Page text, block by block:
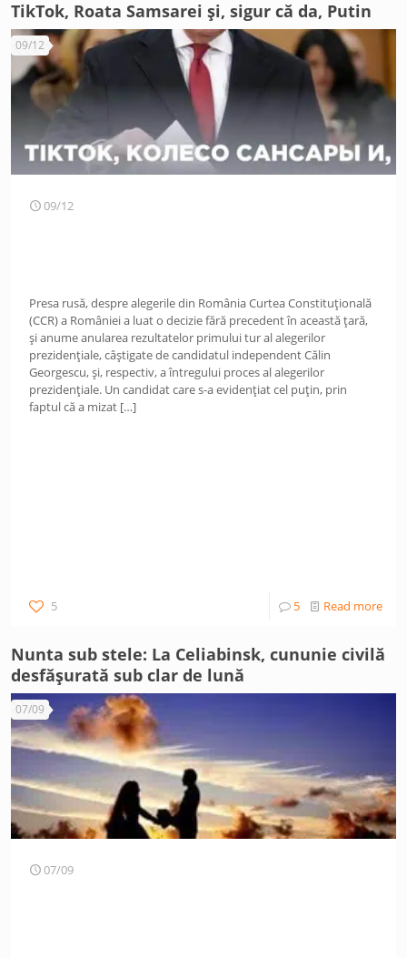
TikTok, Roata Samsarei și, sigur că da, Putin
09/12
09/12
Presa rusă, despre alegerile din România Curtea Constituțională
(CCR) a României a luat o decizie fără precedent în această țară,
și anume anularea rezultatelor primului tur al alegerilor
prezidențiale, câștigate de candidatul independent Călin
Georgescu, și, respectiv, a întregului proces al alegerilor
prezidențiale. Un candidat care s-a evidențiat cel puțin, prin
faptul că a mizat […]
5 5 Read more
Nunta sub stele: La Celiabinsk, cununie civilă
desfășurată sub clar de lună
07/09
07/09